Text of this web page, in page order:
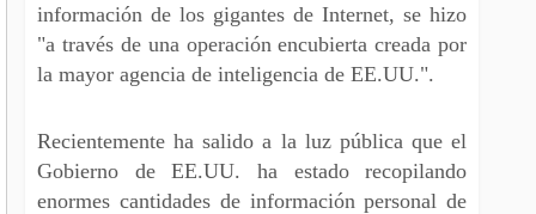
información de los gigantes de Internet, se hizo
"a través de una operación encubierta creada por
la mayor agencia de inteligencia de EE.UU.".
Recientemente ha salido a la luz pública que el
Gobierno de EE.UU. ha estado recopilando
enormes cantidades de información personal de